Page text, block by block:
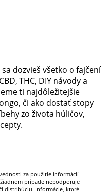
dozvieš všetko o fajčení
THC, DIY návody a
ti najdôležitejšie
či ako dostať stopy
zo života húličov,
za použitie informácií
prípade nepodporuje
distribúciu. Informácie, ktoré